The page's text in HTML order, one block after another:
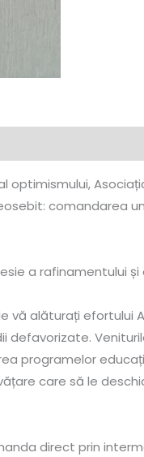
optimismului,
comandarea
a rafinamentului
vă alăturați efortului
defavorizate.
programelor
care să le
direct prin